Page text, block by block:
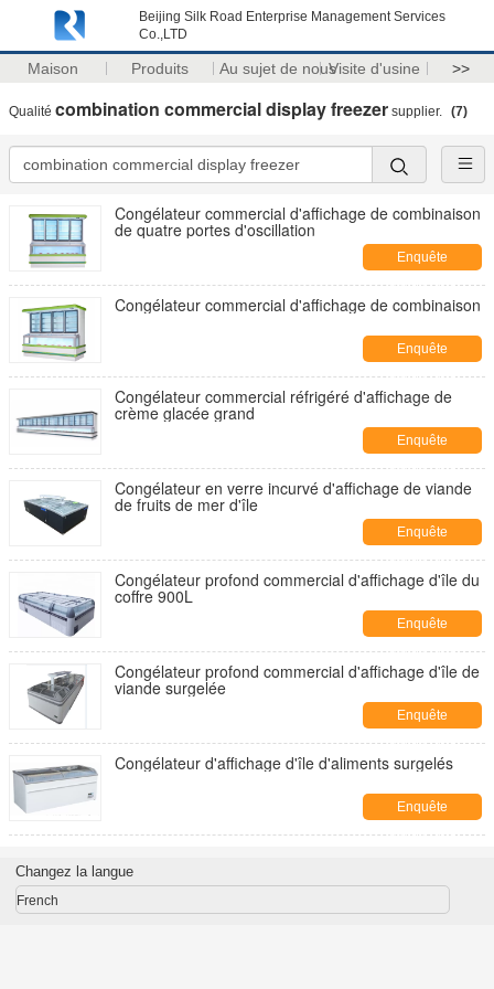
Beijing Silk Road Enterprise Management Services
Co.,LTD
Maison Produits Au sujet de nousVisite d'usine >>
Qualité combination commercial display freezer supplier. (7)
Congélateur commercial d'affichage de combinaison
de quatre portes d'oscillation
Enquête
maintenant
Congélateur commercial d'affichage de combinaison
Enquête
maintenant
Congélateur commercial réfrigéré d'affichage de
crème glacée grand
Enquête
maintenant
Congélateur en verre incurvé d'affichage de viande
de fruits de mer d'île
Enquête
maintenant
Congélateur profond commercial d'affichage d'île du
coffre 900L
Enquête
maintenant
Congélateur profond commercial d'affichage d'île de
viande surgelée
Enquête
maintenant
Congélateur d'affichage d'île d'aliments surgelés
Enquête
maintenant
Changez la langue
French